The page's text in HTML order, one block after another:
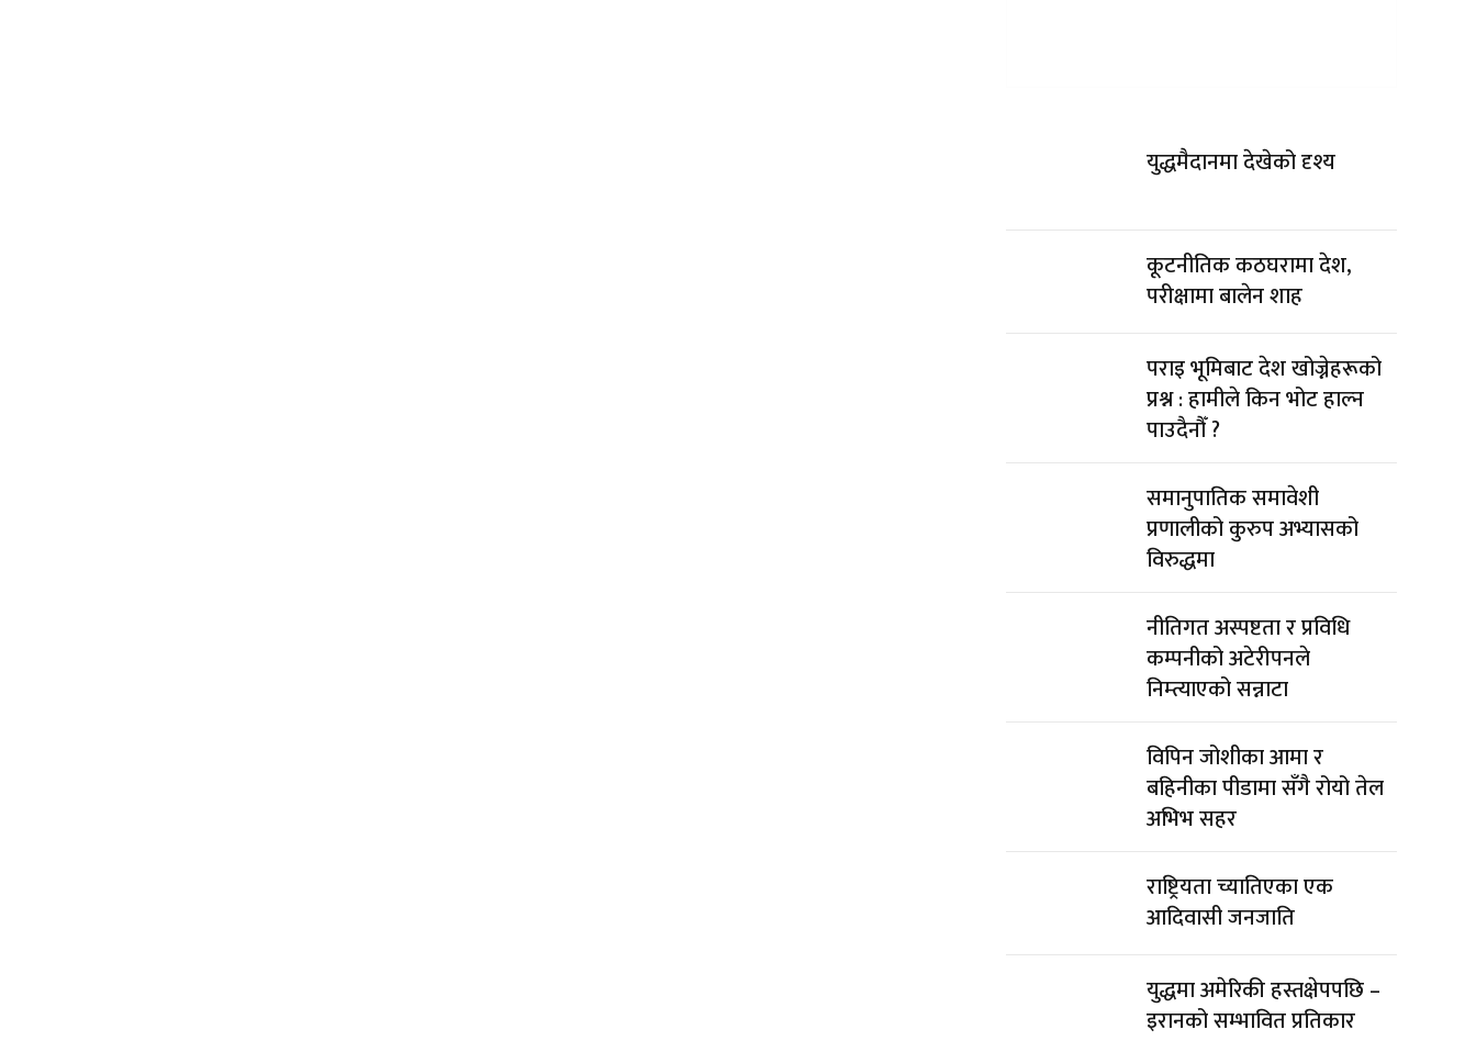
युद्धमैदानमा देखेको दृश्य
कूटनीतिक कठघरामा देश,
परीक्षामा बालेन शाह
पराइ भूमिबाट देश खोज्नेहरूको
प्रश्न : हामीले किन भोट हाल्न
पाउदैनौँ ?
समानुपातिक समावेशी
प्रणालीको कुरुप अभ्यासको
विरुद्धमा
नीतिगत अस्पष्टता र प्रविधि
कम्पनीको अटेरीपनले
निम्त्याएको सन्नाटा
विपिन जोशीका आमा र
बहिनीका पीडामा सँगै रोयो तेल
अभिभ सहर
राष्ट्रियता च्यातिएका एक
आदिवासी जनजाति
युद्धमा अमेरिकी हस्तक्षेपपछि –
इरानको सम्भावित प्रतिकार